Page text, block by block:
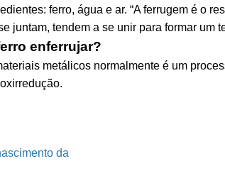
ferro, água e ar. “A ferrugem é o
juntam, tendem a se unir para formar um
enferrujar?
metálicos normalmente é um
da